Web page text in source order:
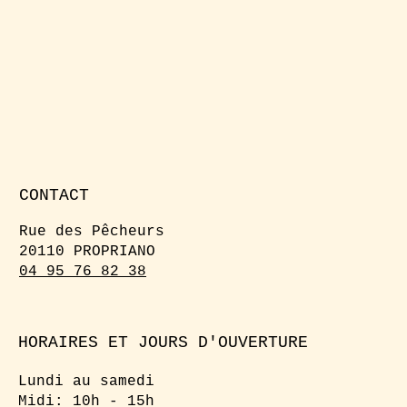
CONTACT
Rue des Pêcheurs
20110 PROPRIANO
04 95 76 82 38
HORAIRES ET JOURS D'OUVERTURE
Lundi au samedi
Midi: 10h - 15h